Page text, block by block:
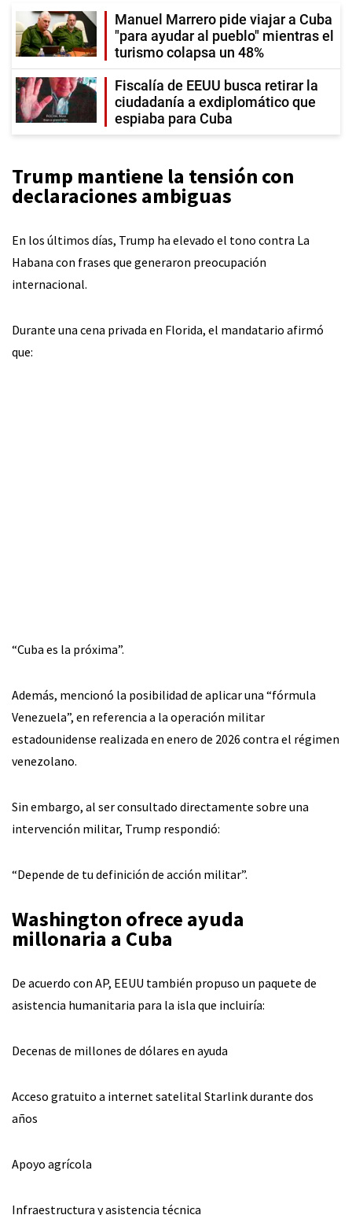
Manuel Marrero pide viajar a Cuba
"para ayudar al pueblo" mientras el
turismo colapsa un 48%
Fiscalía de EEUU busca retirar la
ciudadanía a exdiplomático que
espiaba para Cuba
Trump mantiene la tensión con
declaraciones ambiguas
En los últimos días, Trump ha elevado el tono contra La
Habana con frases que generaron preocupación
internacional.
Durante una cena privada en Florida, el mandatario afirmó
que:
“Cuba es la próxima”.
Además, mencionó la posibilidad de aplicar una “fórmula
Venezuela”, en referencia a la operación militar
estadounidense realizada en enero de 2026 contra el régimen
venezolano.
Sin embargo, al ser consultado directamente sobre una
intervención militar, Trump respondió:
“Depende de tu definición de acción militar”.
Washington ofrece ayuda
millonaria a Cuba
De acuerdo con AP, EEUU también propuso un paquete de
asistencia humanitaria para la isla que incluiría:
Decenas de millones de dólares en ayuda
Acceso gratuito a internet satelital Starlink durante dos
años
Apoyo agrícola
Infraestructura y asistencia técnica